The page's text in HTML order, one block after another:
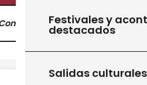
Festivales y
destacados
Salidas culturales